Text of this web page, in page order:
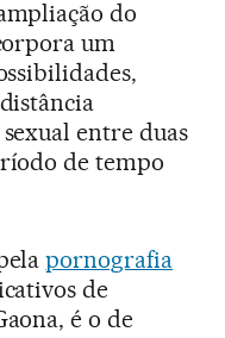
do
um
entre duas
de tempo
pornografia
de
é o de